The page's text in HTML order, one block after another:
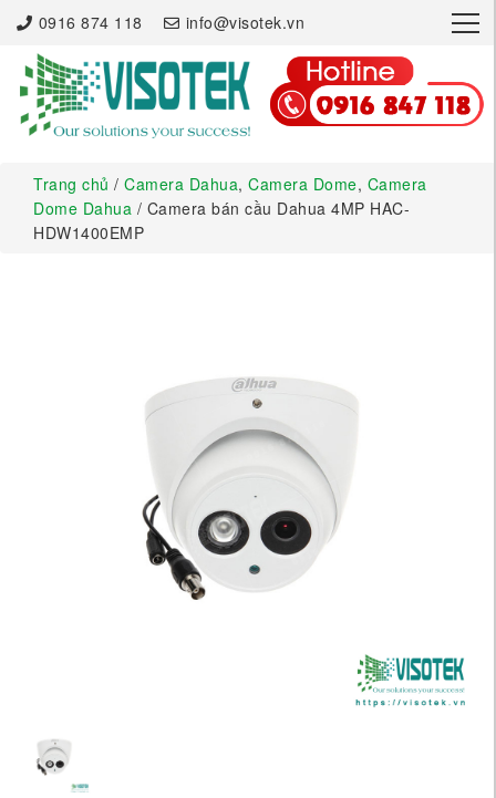
0916 874 118 info@visotek.vn ×
Trang chủ / Camera Dahua, Camera Dome, Camera
Dome Dahua / Camera bán cầu Dahua 4MP HAC-
HDW1400EMP